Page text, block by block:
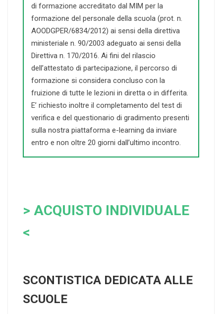
di formazione accreditato dal MIM per la
formazione del personale della scuola (prot. n.
AOODGPER/6834/2012) ai sensi della direttiva
ministeriale n. 90/2003 adeguato ai sensi della
Direttiva n. 170/2016. Ai fini del rilascio
dell’attestato di partecipazione, il percorso di
formazione si considera concluso con la
fruizione di tutte le lezioni in diretta o in differita.
E’ richiesto inoltre il completamento del test di
verifica e del questionario di gradimento presenti
sulla nostra piattaforma e-learning da inviare
entro e non oltre 20 giorni dall’ultimo incontro.
> ACQUISTO INDIVIDUALE
<
SCONTISTICA DEDICATA ALLE
SCUOLE